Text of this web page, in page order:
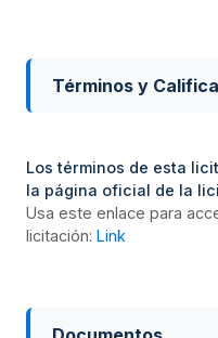
Términos y
Los términos de esta
la página oficial de la
Usa este enlace para
licitación: Link